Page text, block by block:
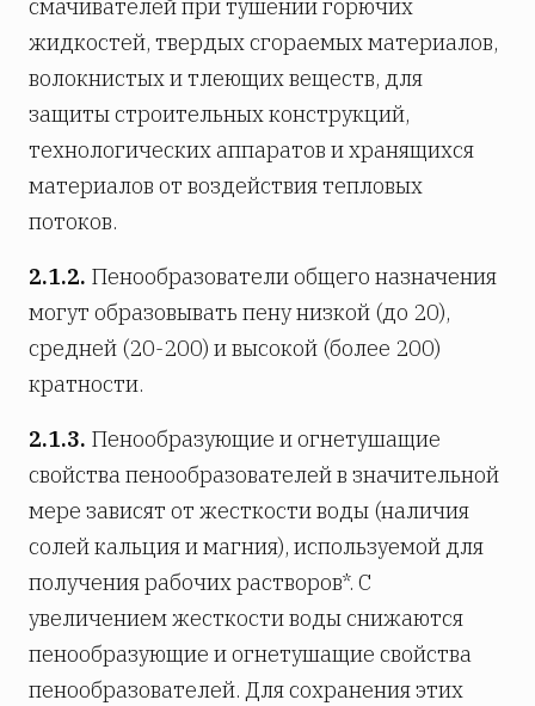
смачивателей при тушении горючих
жидкостей, твердых сгораемых материалов,
волокнистых и тлеющих веществ, для
защиты строительных конструкций,
технологических аппаратов и хранящихся
материалов от воздействия тепловых
потоков.
2.1.2. Пенообразователи общего назначения
могут образовывать пену низкой (до 20),
средней (20-200) и высокой (более 200)
кратности.
2.1.3. Пенообразующие и огнетушащие
свойства пенообразователей в значительной
мере зависят от жесткости воды (наличия
солей кальция и магния), используемой для
получения рабочих растворов*. С
увеличением жесткости воды снижаются
пенообразующие и огнетушащие свойства
пенообразователей. Для сохранения этих